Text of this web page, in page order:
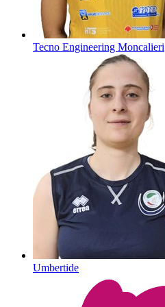
Tecno Engineering Moncalieri
Umbertide